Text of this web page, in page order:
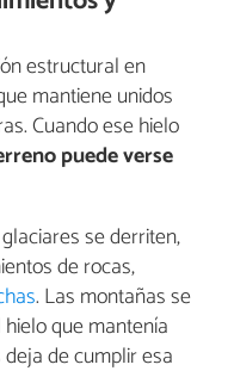
estructural en
mantiene unidos
Cuando ese hielo
puede verse
se derriten,
de rocas,
. Las montañas se
que mantenía
de cumplir esa